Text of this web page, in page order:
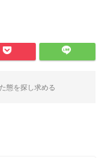
態を探し求める